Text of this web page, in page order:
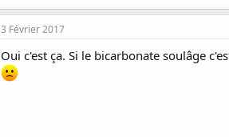
3 Février 2017
Oui c'est ça. Si le bicarbonate soulâge